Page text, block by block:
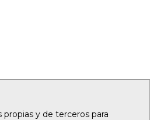
y de terceros para